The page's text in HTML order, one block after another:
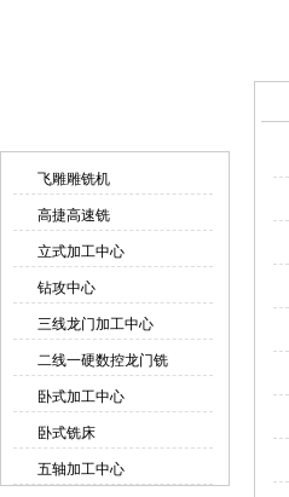
飞雕雕铣机
高捷高速铣
立式加工中心
钻攻中心
三线龙门加工中心
二线一硬数控龙门铣
卧式加工中心
卧式铣床
五轴加工中心